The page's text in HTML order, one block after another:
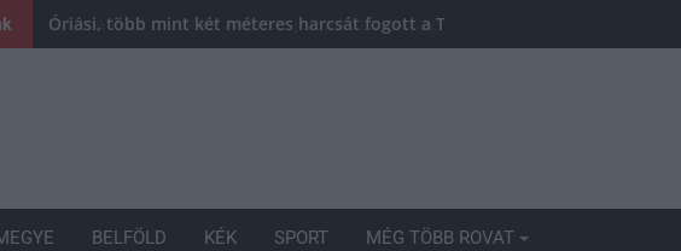
Óriási, több mint két méteres harcsát fogott a Tiszán a 13 éves fiú (VIDEÓVAL)
BELFÖLD KÉK SPORT MÉG TÖBB ROVAT